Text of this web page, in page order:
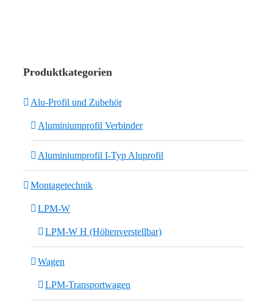
Produktkategorien
Alu-Profil und Zubehör
Aluminiumprofil Verbinder
Aluminiumprofil I-Typ Aluprofil
Montagetechnik
LPM-W
LPM-W H (Höhenverstellbar)
Wagen
LPM-Transportwagen